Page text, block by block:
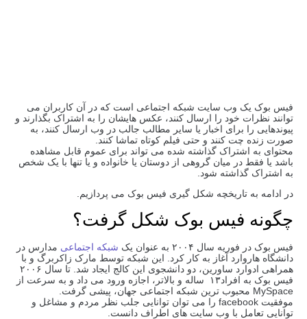
فیس بوک یک وب سایت شبکه اجتماعی است که در آن کاربران می
توانند نظرات خود را ارسال کنند، عکس هایشان را به اشتراک بگذارند و
پیوندهایی را برای اخبار یا سایر مطالب جالب در وب ارسال کنند، به
صورت زنده چت کنند و حتی فیلم کوتاه تماشا کنند.
محتوای به اشتراک گذاشته شده می تواند برای عموم قابل مشاهده
باشد یا فقط در میان گروهی از دوستان یا خانواده و یا تنها با یک شخص
به اشتراک گذاشته شود.
در ادامه به تاریخچه شکل گیری فیس بوک می پردازیم.
چگونه فیس بوک شکل گرفت؟
فیس بوک در فوریه سال ۲۰۰۴ به عنوان یک شبکه اجتماعیمدارس در
دانشگاه هاروارد آغاز به کار کرد. این شبکه توسط مارک زاکربرگ و با
همراهی ادوارد ساورین، دو دانشجوی این کالج ایجاد شد. تا سال ۲۰۰۶
فیس بوک به افراد۱۳ ساله و بالاتر، اجازه ورود می داد و به سرعت از
MySpace محبوب ترین شبکه اجتماعی جهان، پیشی گرفت.
موفقیت facebook را می توان توانایی جلب نظر مردم و مشاغل و
توانایی تعامل با وب سایت های اطراف دانست.